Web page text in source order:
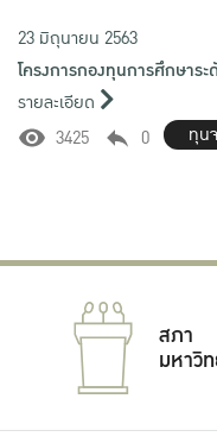
23 มิถุนายน 2563
โครงการกองทุนการศึกษาร
รายละเอียด
3425
0
ทุน
สภา
มหาวิ